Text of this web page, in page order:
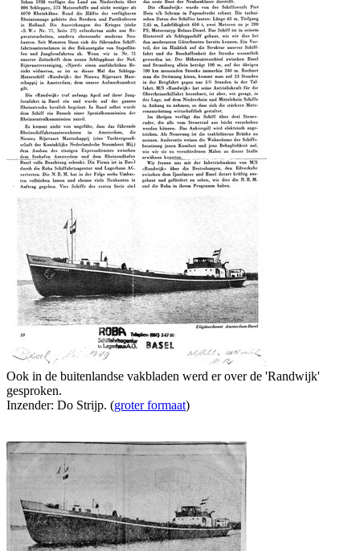
Ook in de buitenlandse vakbladen werd er over de 'Randwijk'
gesproken.
Inzender: Do Strijp. (groter formaat)